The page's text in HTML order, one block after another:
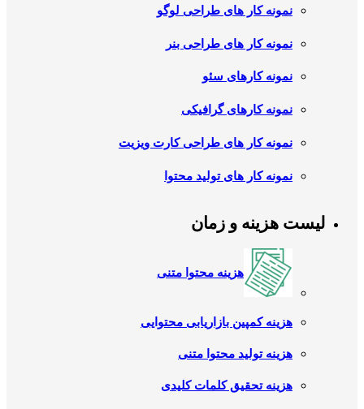
نمونه کار های طراحی لوگو
نمونه کار های طراحی بنر
نمونه کارهای سئو
نمونه کارهای گرافیکی
نمونه کار های طراحی کارت ویزیت
نمونه کار های تولید محتوا
لیست هزینه و زمان
هزینه محتوا متنی
هزینه کمپین بازاریابی محتوایی
هزینه تولید محتوا متنی
هزینه تحقیق کلمات کلیدی